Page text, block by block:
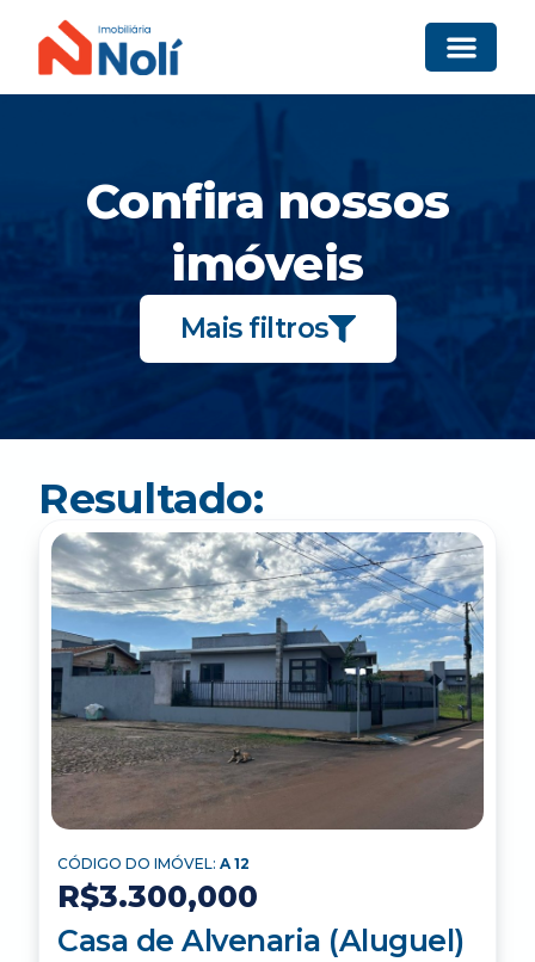
Confira nossos
imóveis
Mais filtros
Resultado:
CÓDIGO DO IMÓVEL: A 12
R$3.300,000
Casa de Alvenaria (Aluguel)